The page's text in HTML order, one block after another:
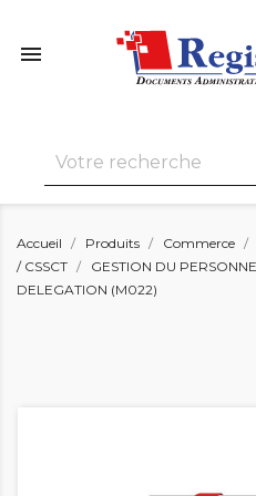

Accueil Produits Commerce
/ CSSCT
GESTION DU
DELEGATION (M022)